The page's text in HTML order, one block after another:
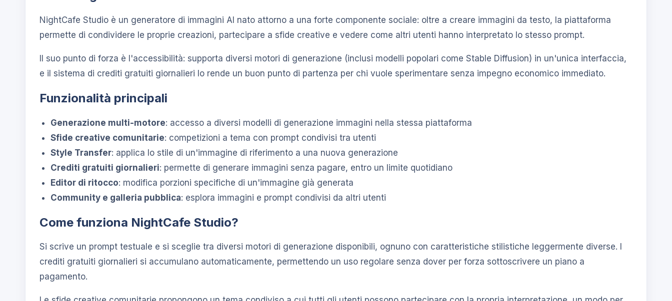
NightCafe Studio è un generatore di immagini AI nato attorno a una forte componente sociale: oltre a creare immagini da testo, la piattaforma
permette di condividere le proprie creazioni, partecipare a sfide creative e vedere come altri utenti hanno interpretato lo stesso prompt.
Il suo punto di forza è l'accessibilità: supporta diversi motori di generazione (inclusi modelli popolari come Stable Diffusion) in un'unica interfaccia,
e il sistema di crediti gratuiti giornalieri lo rende un buon punto di partenza per chi vuole sperimentare senza impegno economico immediato.
Funzionalità principali
Generazione multi-motore: accesso a diversi modelli di generazione immagini nella stessa piattaforma
Sfide creative comunitarie: competizioni a tema con prompt condivisi tra utenti
Style Transfer: applica lo stile di un'immagine di riferimento a una nuova generazione
Crediti gratuiti giornalieri: permette di generare immagini senza pagare, entro un limite quotidiano
Editor di ritocco: modifica porzioni specifiche di un'immagine già generata
Community e galleria pubblica: esplora immagini e prompt condivisi da altri utenti
Come funziona NightCafe Studio?
Si scrive un prompt testuale e si sceglie tra diversi motori di generazione disponibili, ognuno con caratteristiche stilistiche leggermente diverse. I
crediti gratuiti giornalieri si accumulano automaticamente, permettendo un uso regolare senza dover per forza sottoscrivere un piano a
pagamento.